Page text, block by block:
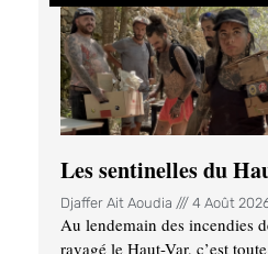
Les sentinelles du
Djaffer Ait Aoudia 4 Août
Au lendemain des incendies
ravagé le Haut-Var, c’est